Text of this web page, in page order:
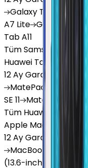
Galaxy Tab S9 Plus
A7 Lite Galaxy Tab
Tab A11
Tüm Samsung
Huawei Tablet
12 Ay Garanti
MatePad
SE 11
MatePad
Tüm Huawei Tablet'ler
Apple Macbook
12 Ay Garanti
12
MacBook
Air 13"
(13.6-inch, 2022)